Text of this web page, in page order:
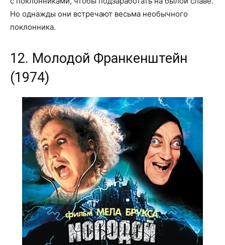
Но однажды они встречают весьма необычного
поклонника.
12. Молодой Франкенштейн
(1974)